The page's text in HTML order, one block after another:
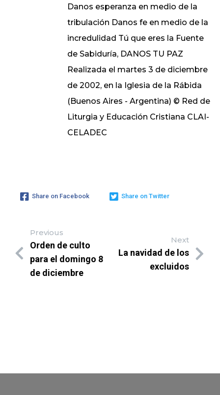
Danos esperanza en medio de la
tribulación Danos fe en medio de la
incredulidad Tú que eres la Fuente
de Sabiduría, DANOS TU PAZ
Realizada el martes 3 de diciembre
de 2002, en la Iglesia de la Rábida
(Buenos Aires - Argentina) © Red de
Liturgia y Educación Cristiana CLAI-
CELADEC
Share on Facebook Share on Twitter
Previous
Orden de culto
para el domingo 8
de diciembre
Next
La navidad de los
excluidos